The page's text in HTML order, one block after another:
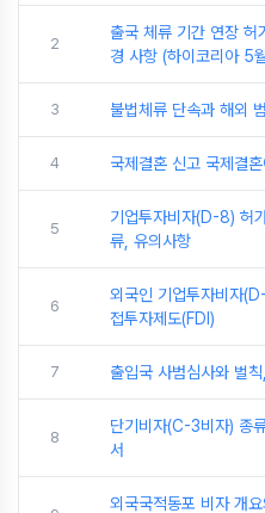
2
출국 체류 기간 연장 허
경 사항 (하이코리아 5
3 불법체류 단속과 해외
4 국제결혼 신고 국제결
5
기업투자비자(D-8) 허
류, 유의사항
6
외국인 기업투자비자
접투자제도(FDI)
7 출입국 사범심사와 벌
8
단기비자(C-3비자) 종
서
외국국적동포 비자 개